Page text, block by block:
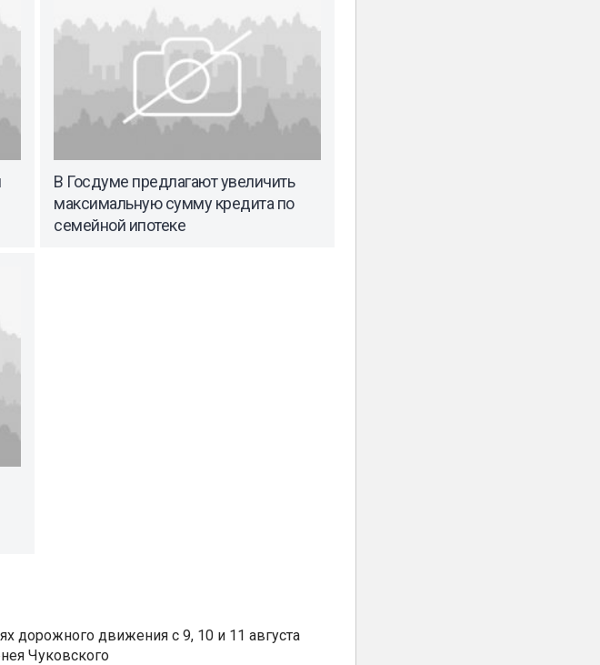
В Госдуме предлагают увеличить
максимальную сумму кредита по
семейной ипотеке
дорожного движения с 9, 10 и 11 августа
Чуковского